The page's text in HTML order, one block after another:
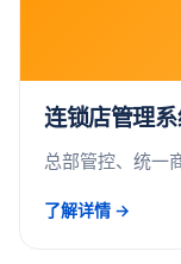
连锁店管理
总部管控、统一
了解详情 →